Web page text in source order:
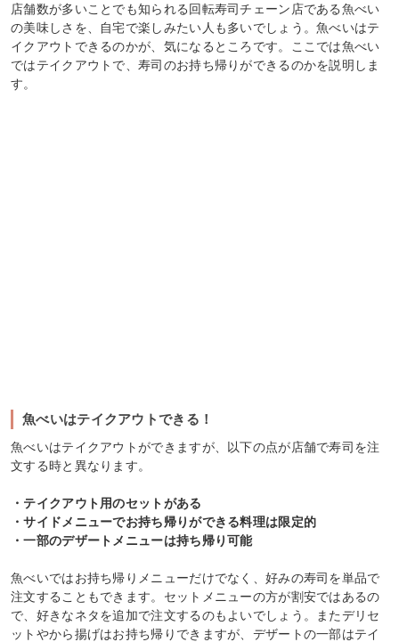
店舗数が多いことでも知られる回転寿司チェーン店である魚べい
の美味しさを、自宅で楽しみたい人も多いでしょう。魚べいはテ
イクアウトできるのかが、気になるところです。ここでは魚べい
ではテイクアウトで、寿司のお持ち帰りができるのかを説明しま
す。
魚べいはテイクアウトできる！
魚べいはテイクアウトができますが、以下の点が店舗で寿司を注
文する時と異なります。
・テイクアウト用のセットがある
・サイドメニューでお持ち帰りができる料理は限定的
・一部のデザートメニューは持ち帰り可能
魚べいではお持ち帰りメニューだけでなく、好みの寿司を単品で
注文することもできます。セットメニューの方が割安ではあるの
で、好きなネタを追加で注文するのもよいでしょう。またデリセ
ットやから揚げはお持ち帰りできますが、デザートの一部はテイ